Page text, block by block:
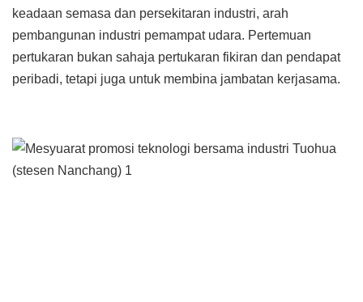
keadaan semasa dan persekitaran industri, arah
pembangunan industri pemampat udara. Pertemuan
pertukaran bukan sahaja pertukaran fikiran dan pendapat
peribadi, tetapi juga untuk membina jambatan kerjasama.